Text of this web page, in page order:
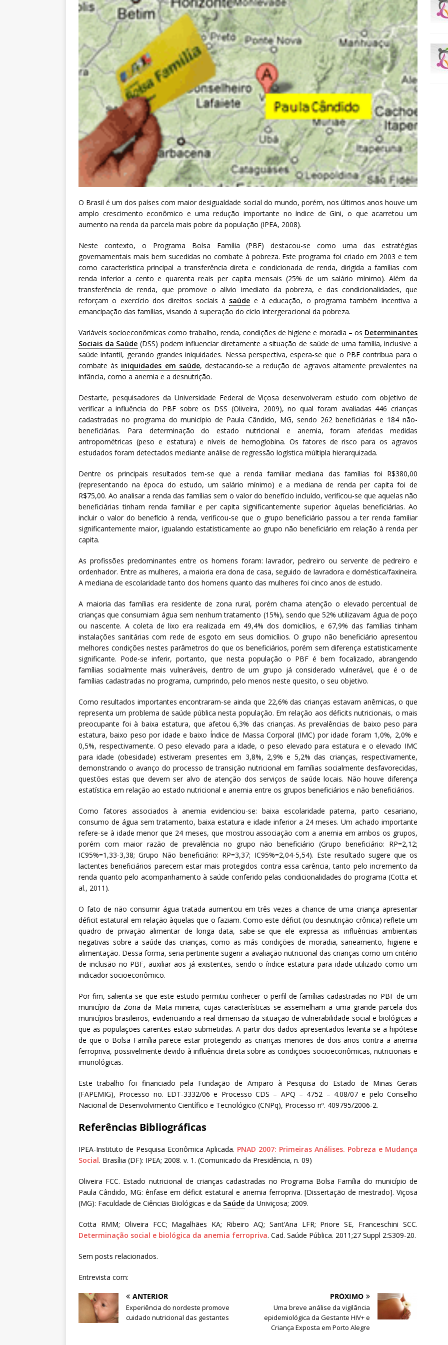
O Brasil é um dos países com maior desigualdade social do mundo, porém, nos últimos anos houve um
amplo crescimento econômico e uma redução importante no índice de Gini, o que acarretou um
aumento na renda da parcela mais pobre da população (IPEA, 2008).
Neste contexto, o Programa Bolsa Família (PBF) destacou-se como uma das estratégias
governamentais mais bem sucedidas no combate à pobreza. Este programa foi criado em 2003 e tem
como característica principal a transferência direta e condicionada de renda, dirigida a famílias com
renda inferior a cento e quarenta reais per capita mensais (25% de um salário mínimo). Além da
transferência de renda, que promove o alívio imediato da pobreza, e das condicionalidades, que
reforçam o exercício dos direitos sociais à saúde e à educação, o programa também incentiva a
emancipação das famílias, visando à superação do ciclo intergeracional da pobreza.
Variáveis socioeconômicas como trabalho, renda, condições de higiene e moradia – os Determinantes
Sociais da Saúde (DSS) podem influenciar diretamente a situação de saúde de uma família, inclusive a
saúde infantil, gerando grandes iniquidades. Nessa perspectiva, espera-se que o PBF contribua para o
combate às iniquidades em saúde, destacando-se a redução de agravos altamente prevalentes na
infância, como a anemia e a desnutrição.
Destarte, pesquisadores da Universidade Federal de Viçosa desenvolveram estudo com objetivo de
verificar a influência do PBF sobre os DSS (Oliveira, 2009), no qual foram avaliadas 446 crianças
cadastradas no programa do município de Paula Cândido, MG, sendo 262 beneficiárias e 184 não-
beneficiárias. Para determinação do estado nutricional e anemia, foram aferidas medidas
antropométricas (peso e estatura) e níveis de hemoglobina. Os fatores de risco para os agravos
estudados foram detectados mediante análise de regressão logística múltipla hierarquizada.
Dentre os principais resultados tem-se que a renda familiar mediana das famílias foi R$380,00
(representando na época do estudo, um salário mínimo) e a mediana de renda per capita foi de
R$75,00. Ao analisar a renda das famílias sem o valor do benefício incluído, verificou-se que aquelas não
beneficiárias tinham renda familiar e per capita significantemente superior àquelas beneficiárias. Ao
incluir o valor do benefício à renda, verificou-se que o grupo beneficiário passou a ter renda familiar
significantemente maior, igualando estatisticamente ao grupo não beneficiário em relação à renda per
capita.
As profissões predominantes entre os homens foram: lavrador, pedreiro ou servente de pedreiro e
ordenhador. Entre as mulheres, a maioria era dona de casa, seguido de lavradora e doméstica/faxineira.
A mediana de escolaridade tanto dos homens quanto das mulheres foi cinco anos de estudo.
A maioria das famílias era residente de zona rural, porém chama atenção o elevado percentual de
crianças que consumiam água sem nenhum tratamento (15%), sendo que 52% utilizavam água de poço
ou nascente. A coleta de lixo era realizada em 49,4% dos domicílios, e 67,9% das famílias tinham
instalações sanitárias com rede de esgoto em seus domicílios. O grupo não beneficiário apresentou
melhores condições nestes parâmetros do que os beneficiários, porém sem diferença estatisticamente
significante. Pode-se inferir, portanto, que nesta população o PBF é bem focalizado, abrangendo
famílias socialmente mais vulneráveis, dentro de um grupo já considerado vulnerável, que é o de
famílias cadastradas no programa, cumprindo, pelo menos neste quesito, o seu objetivo.
Como resultados importantes encontraram-se ainda que 22,6% das crianças estavam anêmicas, o que
representa um problema de saúde pública nesta população. Em relação aos déficits nutricionais, o mais
preocupante foi à baixa estatura, que afetou 6,3% das crianças. As prevalências de baixo peso para
estatura, baixo peso por idade e baixo Índice de Massa Corporal (IMC) por idade foram 1,0%, 2,0% e
0,5%, respectivamente. O peso elevado para a idade, o peso elevado para estatura e o elevado IMC
para idade (obesidade) estiveram presentes em 3,8%, 2,9% e 5,2% das crianças, respectivamente,
demonstrando o avanço do processo de transição nutricional em famílias socialmente desfavorecidas,
questões estas que devem ser alvo de atenção dos serviços de saúde locais. Não houve diferença
estatística em relação ao estado nutricional e anemia entre os grupos beneficiários e não beneficiários.
Como fatores associados à anemia evidenciou-se: baixa escolaridade paterna, parto cesariano,
consumo de água sem tratamento, baixa estatura e idade inferior a 24 meses. Um achado importante
refere-se à idade menor que 24 meses, que mostrou associação com a anemia em ambos os grupos,
porém com maior razão de prevalência no grupo não beneficiário (Grupo beneficiário: RP=2,12;
IC95%=1,33-3,38; Grupo Não beneficiário: RP=3,37; IC95%=2,04-5,54). Este resultado sugere que os
lactentes beneficiários parecem estar mais protegidos contra essa carência, tanto pelo incremento da
renda quanto pelo acompanhamento à saúde conferido pelas condicionalidades do programa (Cotta et
al., 2011).
O fato de não consumir água tratada aumentou em três vezes a chance de uma criança apresentar
déficit estatural em relação àquelas que o faziam. Como este déficit (ou desnutrição crônica) reflete um
quadro de privação alimentar de longa data, sabe-se que ele expressa as influências ambientais
negativas sobre a saúde das crianças, como as más condições de moradia, saneamento, higiene e
alimentação. Dessa forma, seria pertinente sugerir a avaliação nutricional das crianças como um critério
de inclusão no PBF, auxiliar aos já existentes, sendo o índice estatura para idade utilizado como um
indicador socioeconômico.
Por fim, salienta-se que este estudo permitiu conhecer o perfil de famílias cadastradas no PBF de um
município da Zona da Mata mineira, cujas características se assemelham a uma grande parcela dos
municípios brasileiros, evidenciando a real dimensão da situação de vulnerabilidade social e biológicas a
que as populações carentes estão submetidas. A partir dos dados apresentados levanta-se a hipótese
de que o Bolsa Família parece estar protegendo as crianças menores de dois anos contra a anemia
ferropriva, possivelmente devido à influência direta sobre as condições socioeconômicas, nutricionais e
imunológicas.
Este trabalho foi financiado pela Fundação de Amparo à Pesquisa do Estado de Minas Gerais
(FAPEMIG), Processo no. EDT-3332/06 e Processo CDS – APQ – 4752 – 4.08/07 e pelo Conselho
Nacional de Desenvolvimento Científico e Tecnológico (CNPq), Processo nº. 409795/2006-2.
Referências Bibliográficas
IPEA-Instituto de Pesquisa Econômica Aplicada. PNAD 2007: Primeiras Análises. Pobreza e Mudança
Social. Brasília (DF): IPEA; 2008. v. 1. (Comunicado da Presidência, n. 09)
Oliveira FCC. Estado nutricional de crianças cadastradas no Programa Bolsa Família do município de
Paula Cândido, MG: ênfase em déficit estatural e anemia ferropriva. [Dissertação de mestrado]. Viçosa
(MG): Faculdade de Ciências Biológicas e da Saúde da Univiçosa; 2009.
Cotta RMM; Oliveira FCC; Magalhães KA; Ribeiro AQ; Sant’Ana LFR; Priore SE, Franceschini SCC.
Determinação social e biológica da anemia ferropriva. Cad. Saúde Pública. 2011;27 Suppl 2:S309-20.
Sem posts relacionados.
Entrevista com:
ANTERIOR
Experiência do nordeste promove
cuidado nutricional das gestantes
PRÓXIMO
Uma breve análise da vigilância
epidemiológica da Gestante HIV+ e
Criança Exposta em Porto Alegre